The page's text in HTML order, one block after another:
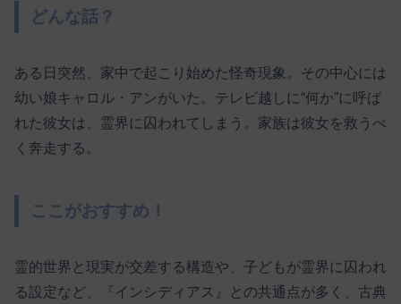
どんな話？
ある日突然、家中で起こり始めた怪奇現象。その中心には
幼い娘キャロル・アンがいた。テレビ越しに“何か”に呼ば
れた彼女は、霊界に囚われてしまう。家族は彼女を救うべ
く奔走する。
ここがおすすめ！
霊的世界と現実が交差する構造や、子どもが霊界に囚われ
る設定など、『インシディアス』との共通点が多く、古典